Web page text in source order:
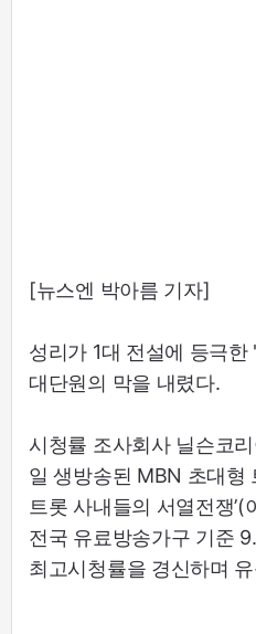
[뉴스엔 박아름 기자]
성리가 1대 전설에 등극
대단원의 막을 내렸다.
시청률 조사회사 닐슨코
일 생방송된 MBN 초대형
트롯 사내들의 서열전쟁’(
전국 유료방송가구 기준
최고시청률을 경신하며